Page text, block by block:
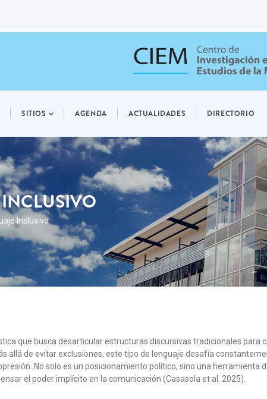
SITIOS AGENDA ACTUALIDADES DIRECTORIO
Inclusivo
que busca desarticular estructuras discursivas tradicionales para
allá de evitar exclusiones, este tipo de lenguaje desafía
No solo es un posicionamiento político, sino una herramienta
el poder implícito en la comunicación (Casasola et al. 2025).